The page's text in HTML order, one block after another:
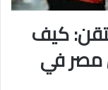
كيف
مصر في